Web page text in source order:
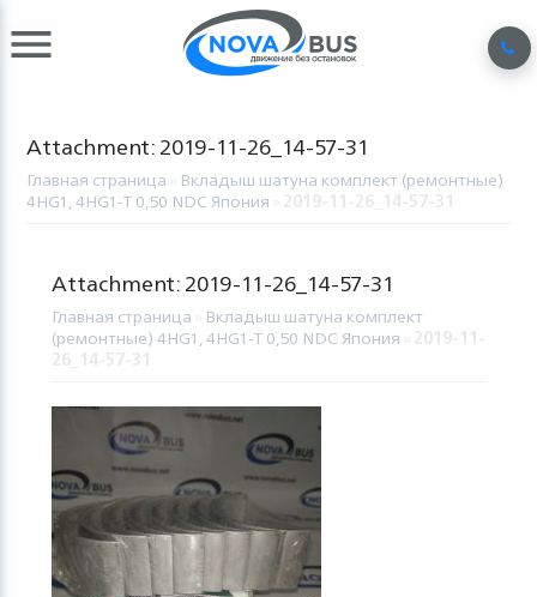
Attachment: 2019-11-26_14-57-31
Главная страница Вкладыш шатуна комплект (ремонтные)
4HG1, 4HG1-T 0,50 NDC Япония
Attachment: 2019-11-26_14-57-31
Главная страница Вкладыш шатуна комплект
(ремонтные) 4HG1, 4HG1-T 0,50 NDC Япония